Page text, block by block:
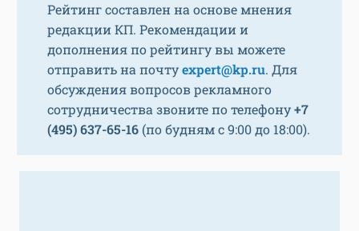
Рейтинг составлен на основе мнения
редакции КП. Рекомендации и
дополнения по рейтингу вы можете
отправить на почтуexpert@kp.ru. Для
обсуждения вопросов рекламного
сотрудничества звоните по телефону+7
(495) 637-65-16 (по будням с 9:00 до 18:00).